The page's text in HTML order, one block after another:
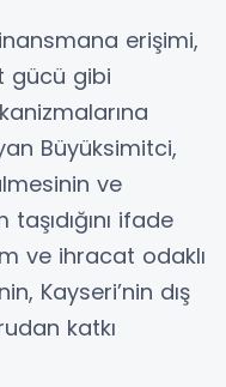
erişimi,
gücü gibi
Büyüksimitci,
ve
ifade
ve ihracat odaklı
Kayseri’nin dış
katkı